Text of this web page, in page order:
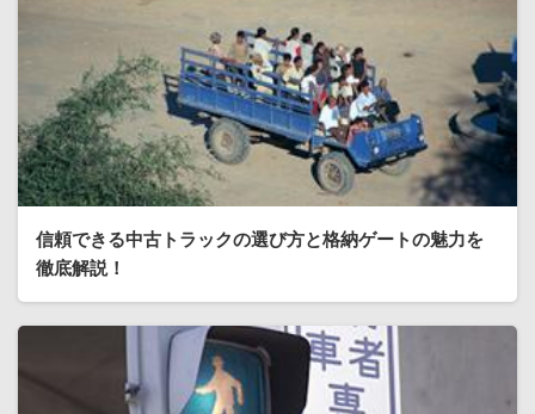
信頼できる中古トラックの選び方と格納ゲートの魅力を
徹底解説！